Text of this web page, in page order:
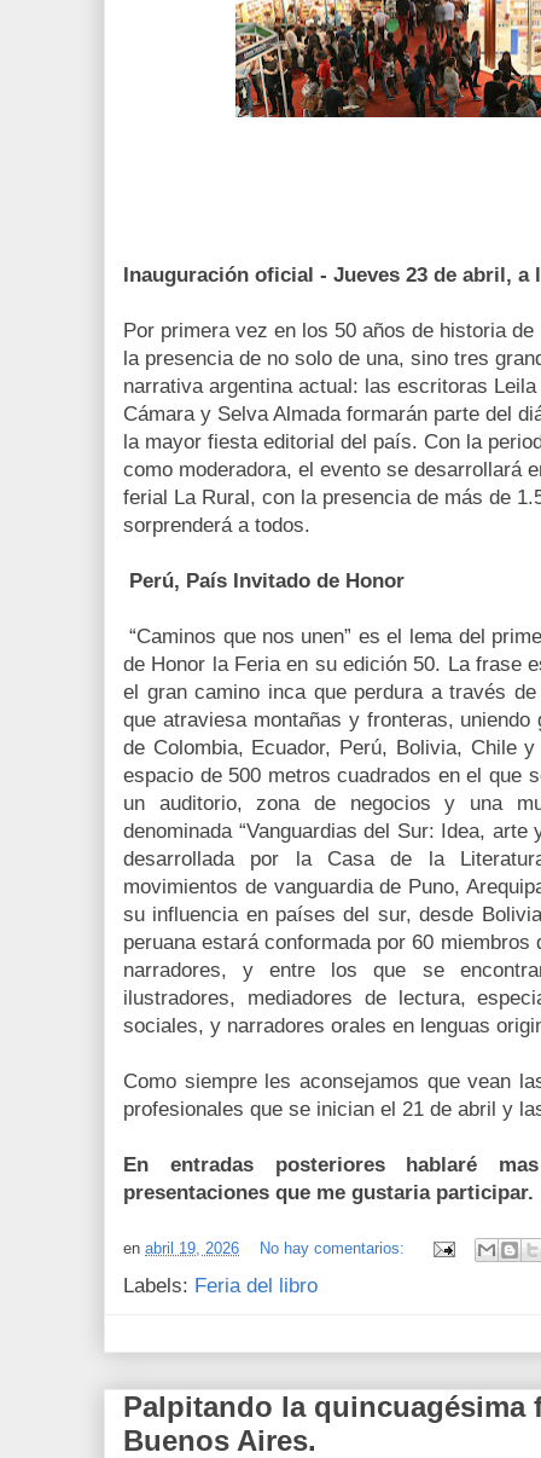
Inauguración oficial - Jueves 23 de abril, a
Por primera vez en los 50 años de historia
la presencia de no solo de una, sino tres
narrativa argentina actual: las escritoras
Cámara y Selva Almada formarán parte del
la mayor fiesta editorial del país. Con la
como moderadora, el evento se desarrollará
ferial La Rural, con la presencia de más de
sorprenderá a todos.
Perú, País Invitado de Honor
“Caminos que nos unen” es el lema del
de Honor la Feria en su edición 50. La frase
el gran camino inca que perdura a través
que atraviesa montañas y fronteras,
de Colombia, Ecuador, Perú, Bolivia, Chile
espacio de 500 metros cuadrados en el que
un auditorio, zona de negocios y una
denominada “Vanguardias del Sur: Idea,
desarrollada por la Casa de la
movimientos de vanguardia de Puno,
su influencia en países del sur, desde
peruana estará conformada por 60
narradores, y entre los que se
ilustradores, mediadores de lectura,
sociales, y narradores orales en lenguas
Como siempre les aconsejamos que vean
profesionales que se inician el 21 de abril y
En entradas posteriores hablaré
presentaciones que me gustaria participar.
en abril 19, 2026 No hay comentarios:
Labels: Feria del libro
Palpitando la quincuagésima
Buenos Aires.